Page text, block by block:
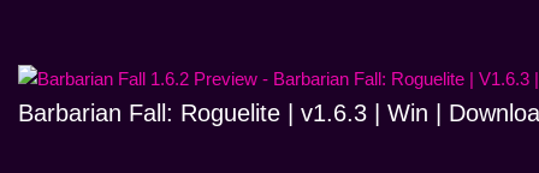
Barbarian Fall: Roguelite | v1.6.3 | Win |